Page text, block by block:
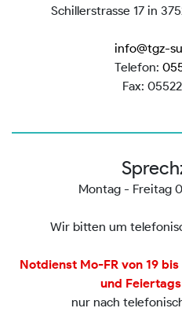
Schillerstrasse 17 in
info@tgz-
Telefon:
Fax:
Montag - Freitag
Wir bitten um
Notdienst Mo-FR von 19
und
nur nach